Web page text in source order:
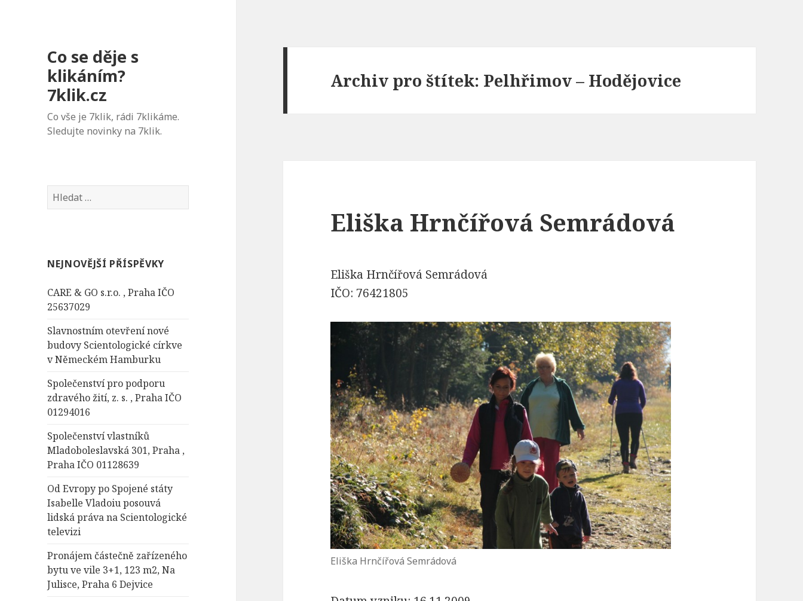
Co se děje s
klikáním?
7klik.cz
Co vše je 7klik, rádi 7klikáme.
Sledujte novinky na 7klik.
V
y
d
v
á
í
NEJNOVĚJŠÍ PŘÍSPĚVKY
CARE & GO s.r.o. , Praha IČO
25637029
Slavnostním otevření nové
budovy Scientologické církve
v Německém Hamburku
Společenství pro podporu
zdravého žití, z. s. , Praha IČO
01294016
Společenství vlastníků
Mladoboleslavská 301, Praha ,
Praha IČO 01128639
Od Evropy po Spojené státy
Isabelle Vladoiu posouvá
lidská práva na Scientologické
televizi
Pronájem částečně zařízeného
bytu ve vile 3+1, 123 m2, Na
Julisce, Praha 6 Dejvice
Archiv pro štítek: Pelhřimov – Hodějovice
Eliška Hrnčířová Semrádová
Eliška Hrnčířová Semrádová
IČO: 76421805
Eliška Hrnčířová Semrádová